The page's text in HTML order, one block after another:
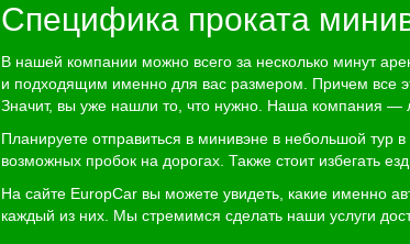
Специфика проката
В нашей компании можно всего за несколько минут
и подходящим именно для вас размером. Причем все
Значит, вы уже нашли то, что нужно. Наша компания —
Планируете отправиться в минивэне в небольшой тур
возможных пробок на дорогах. Также стоит избегать
На сайте EuropCar вы можете увидеть, какие именно
каждый из них. Мы стремимся сделать наши услуги